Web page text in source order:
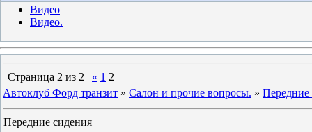
Видео
Видео.
Страница 2 из 2 « 1 2
Автоклуб Форд транзит » Салон и прочие вопросы. » Передние
Передние сидения